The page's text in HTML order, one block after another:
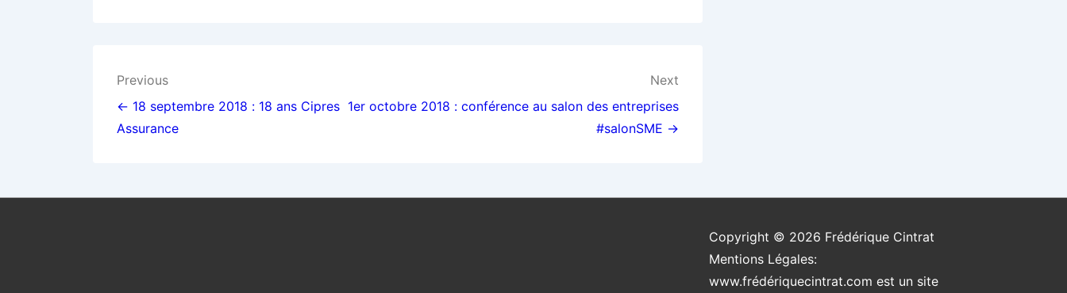
Navigation
de
l’article
Previous
← 18 septembre 2018 : 18 ans Cipres
Assurance
Next
1er octobre 2018 : conférence au salon des entreprises
#salonSME →
Copyright © 2026 Frédérique Cintrat
Mentions Légales:
www.frédériquecintrat.com est un site